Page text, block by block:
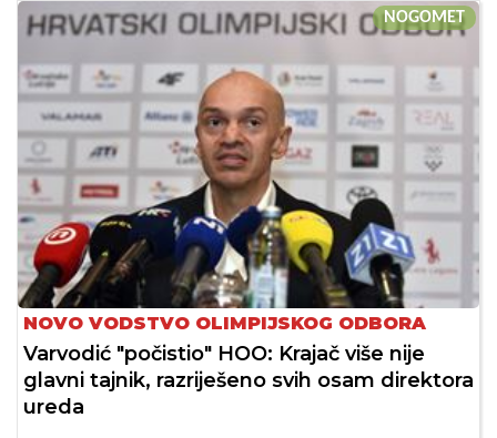
NOGOMET
NOVO VODSTVO OLIMPIJSKOG ODBORA
Varvodić "počistio" HOO: Krajač više nije
glavni tajnik, razriješeno svih osam direktora
ureda